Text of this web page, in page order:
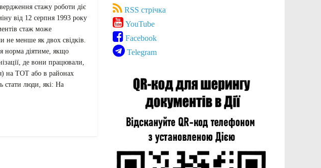
стажу роботи діє
від 12 серпня 1993 року
стаж може
не менше як двох свідків.
діятиме, якщо
де вони працювали,
на ТОТ або в районах
стати люди, які: На
RSS стрічка
YouTube
Facebook
Telegram